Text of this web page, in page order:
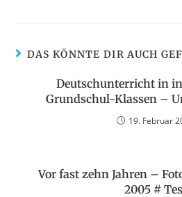
DAS KÖNNTE DIR AUCH
Deutschunterricht in
Grundschul-Klassen –
19. Februar
Vor fast zehn Jahren –
2005 #